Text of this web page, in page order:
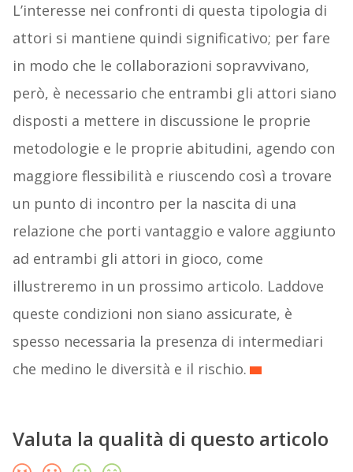
L’interesse nei confronti di questa tipologia di
attori si mantiene quindi significativo; per fare
in modo che le collaborazioni sopravvivano,
però, è necessario che entrambi gli attori siano
disposti a mettere in discussione le proprie
metodologie e le proprie abitudini, agendo con
maggiore flessibilità e riuscendo così a trovare
un punto di incontro per la nascita di una
relazione che porti vantaggio e valore aggiunto
ad entrambi gli attori in gioco, come
illustreremo in un prossimo articolo. Laddove
queste condizioni non siano assicurate, è
spesso necessaria la presenza di intermediari
che medino le diversità e il rischio.
Valuta la qualità di questo articolo